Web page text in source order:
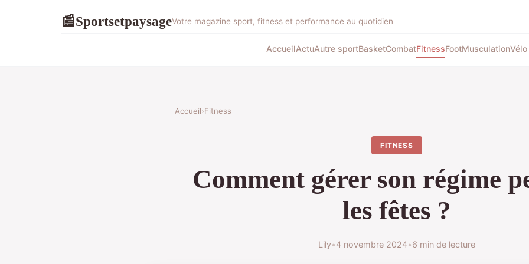
📰SportsetpaysageVotre magazine sport, fitness et performance au quotidien
AccueilActuAutre sportBasketCombatFitnessFootMusculationVélo
Accueil›Fitness
FITNESS
Comment gérer son régime
les fêtes ?
Lily•4 novembre 2024•6 min de lecture